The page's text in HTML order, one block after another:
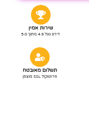
שירות אמין
דירוג גוגל 4.9 מתוך 5.0
תשלום מאובטח
פרוטוקול SSL מוצפן